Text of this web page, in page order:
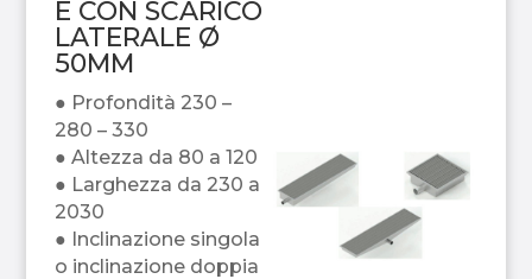
E CON SCARICO
LATERALE Ø
50MM
● Profondità 230 –
280 – 330
● Altezza da 80 a 120
● Larghezza da 230 a
2030
● Inclinazione singola
o inclinazione doppia